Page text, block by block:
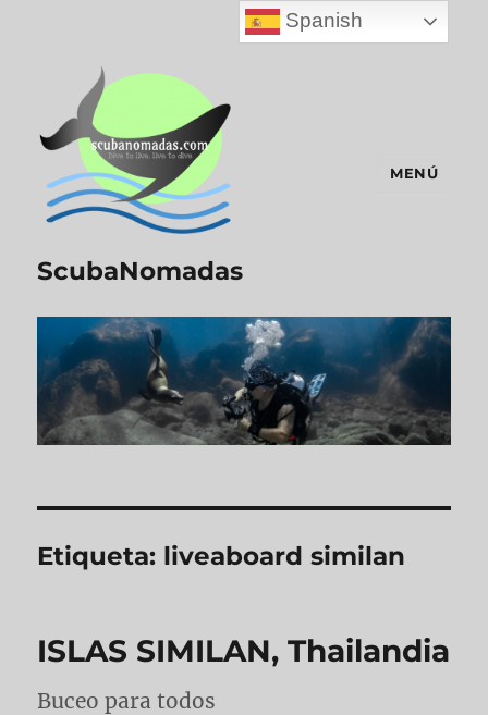
ScubaNomadas
MENÚ
Etiqueta: liveaboard similan
ISLAS SIMILAN, Thailandia
Buceo para todos
Spanish